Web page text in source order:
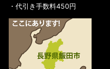
・代引き手数料450円